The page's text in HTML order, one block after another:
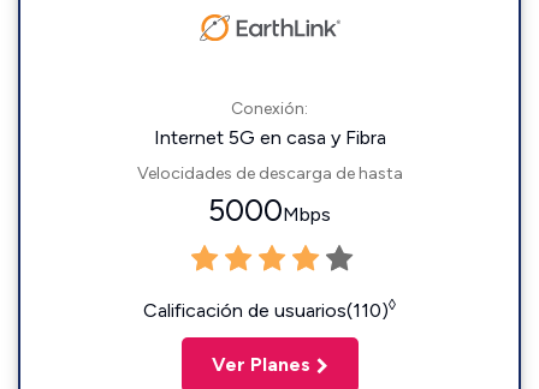
Conexión:
Internet 5G en casa y Fibra
Velocidades de descarga de hasta
5000Mbps
Calificación de usuarios(110)◊
Ver Planes